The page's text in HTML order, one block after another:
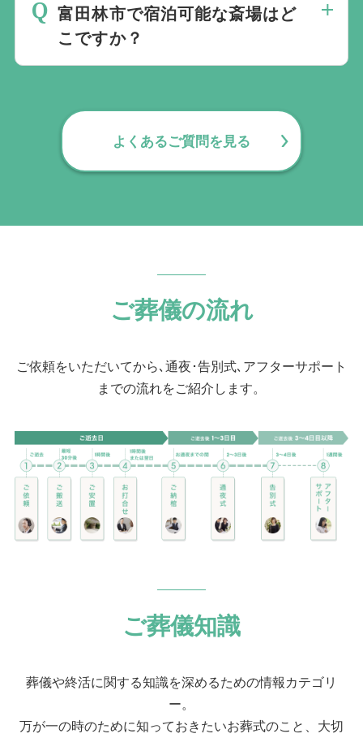
用ページ
にてご確認いただけます。
当社では1220の斎場と提携しています。
をご案内します。
富田林市で宿泊可能な斎場はど
こですか？
よくあるご質問を見る
ご葬儀の流れ
ご依頼をいただいてから､通夜･告別式､アフターサポート
までの流れをご紹介します。
ご葬儀知識
葬儀や終活に関する知識を深めるための情報カテゴリ
ー。
万が一の時のために知っておきたいお葬式のこと、大切